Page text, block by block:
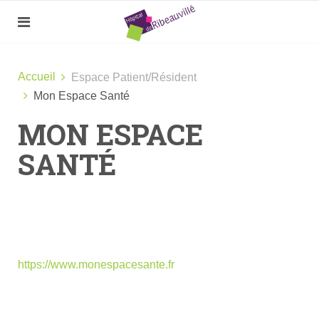
Accueil
Espace Patient/Résident
Mon Espace Santé
MON ESPACE
SANTÉ
https://www.monespacesante.fr